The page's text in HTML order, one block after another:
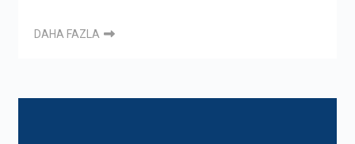
DAHA FAZLA